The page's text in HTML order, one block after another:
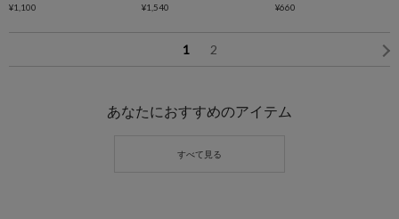
¥1,100
¥1,540
¥660
1 2
あなたにおすすめのアイテム